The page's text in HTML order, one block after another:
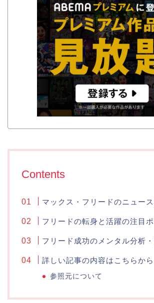
Contents
マックス・フリードのニュー
フリードの転身と活躍の注目
フリード成功のメンタル分析
詳しい記事の内容はこちらから
参照元について